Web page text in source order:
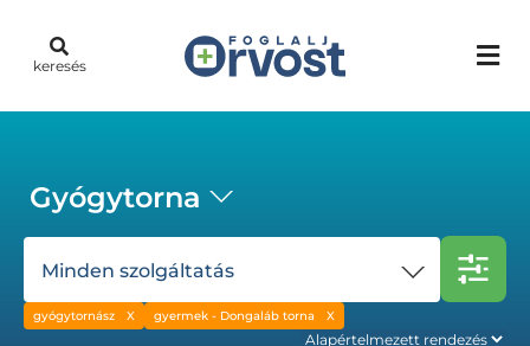
keresés
Gyógytorna
Minden szolgáltatás
gyógytornász gyermek - Dongaláb torna